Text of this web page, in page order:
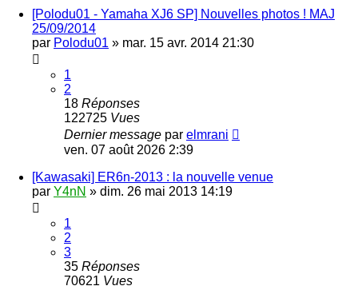
[Polodu01 - Yamaha XJ6 SP] Nouvelles photos ! MAJ
25/09/2014
par Polodu01 » mar. 15 avr. 2014 21:30
1
2
18 Réponses
122725 Vues
Dernier message par elmrani
ven. 07 août 2026 2:39
[Kawasaki] ER6n-2013 : la nouvelle venue
par Y4nN » dim. 26 mai 2013 14:19
1
2
3
35 Réponses
70621 Vues